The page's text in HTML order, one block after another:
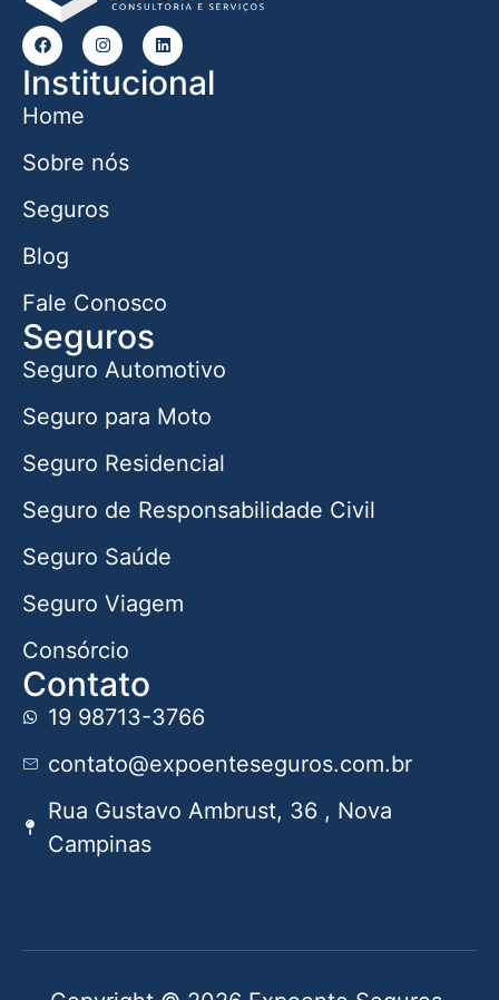
Institucional
Home
Sobre nós
Seguros
Blog
Fale Conosco
Seguros
Seguro Automotivo
Seguro para Moto
Seguro Residencial
Seguro de Responsabilidade Civil
Seguro Saúde
Seguro Viagem
Consórcio
Contato
19 98713-3766
contato@expoenteseguros.com.br
Rua Gustavo Ambrust, 36 , Nova
Campinas